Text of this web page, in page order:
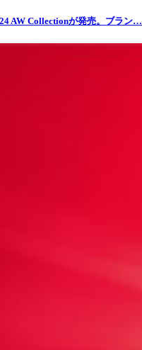
AW Collectionが発売。ブラン…